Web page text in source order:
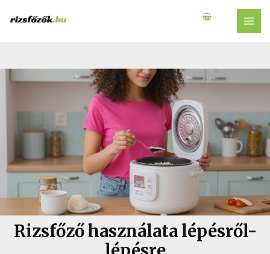
Rizsfőző használata lépésről-